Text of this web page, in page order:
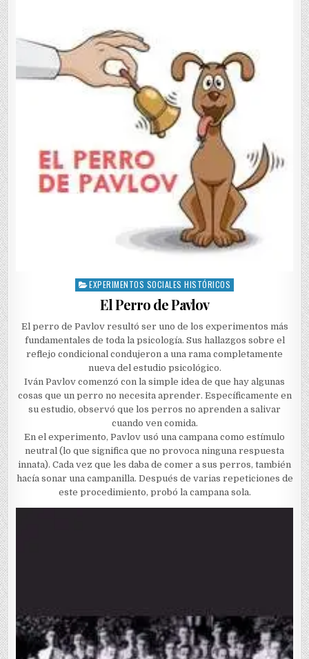
Posted
EXPERIMENTOS SOCIALES HISTÓRICOS
El Perro de Pavlov
El perro de Pavlov resultó ser uno de los experimentos más
fundamentales de toda la psicología. Sus hallazgos sobre el
reflejo condicional condujeron a una rama completamente
nueva del estudio psicológico.
Iván Pavlov comenzó con la simple idea de que hay algunas
cosas que un perro no necesita aprender. Específicamente en
su estudio, observó que los perros no aprenden a salivar
cuando ven comida.
En el experimento, Pavlov usó una campana como estímulo
neutral (lo que significa que no provoca ninguna respuesta
innata). Cada vez que les daba de comer a sus perros, también
hacía sonar una campanilla. Después de varias repeticiones de
este procedimiento, probó la campana sola.